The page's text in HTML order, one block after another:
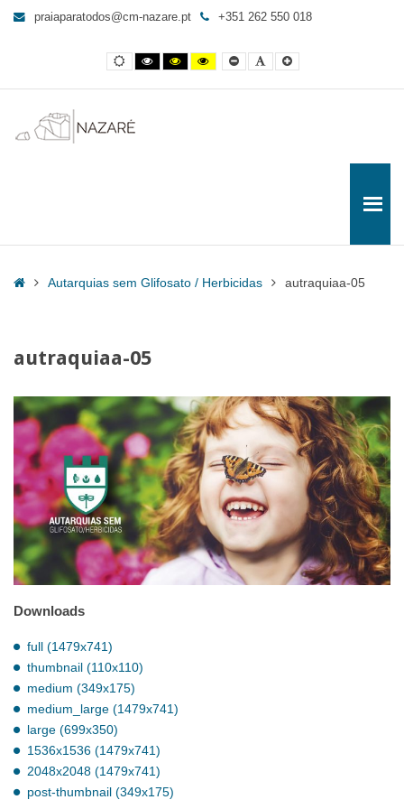
autraquiaa-
para
praiaparatodos@cm-nazare.pt +351 262 550 018
Contraste
normal
Contraste
preto
branco
Contraste
preto
amarelo
Yellow
and
contrast
Smaller
Font
Letra
por
Letra
maior
HomeAutarquias sem Glifosato / Herbicidas autraquiaa-05
autraquiaa-05
Downloads
full (1479x741)
thumbnail (110x110)
medium (349x175)
medium_large (1479x741)
large (699x350)
1536x1536 (1479x741)
2048x2048 (1479x741)
post-thumbnail (349x175)